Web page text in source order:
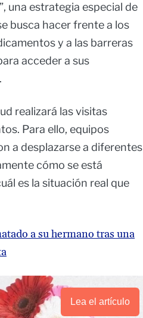
una estrategia especial de
busca hacer frente a los
y a las barreras
acceder a sus
realizará las visitas
Para ello, equipos
a desplazarse a diferentes
cómo se está
es la situación real que
a su hermano tras una
Lea el artículo